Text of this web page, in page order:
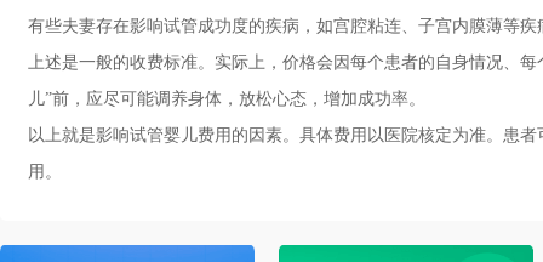
有些夫妻存在影响试管成功度的疾病，如宫腔粘连、子宫内膜薄等
上述是一般的收费标准。实际上，价格会因每个患者的自身情况、
儿”前，应尽可能调养身体，放松心态，增加成功率。
以上就是影响试管婴儿费用的因素。具体费用以医院核定为准。患
用。